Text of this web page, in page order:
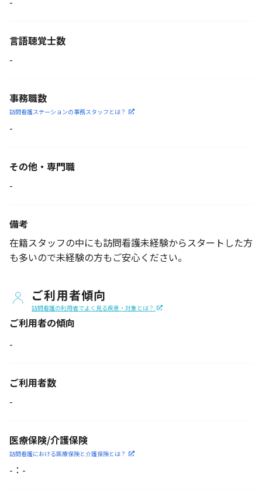
言語聴覚士数
-
事務職数
訪問看護ステーションの事務スタッフとは？
-
その他・専門職
-
備考
在籍スタッフの中にも訪問看護未経験からスタートした方
も多いので未経験の方もご安心ください。
ご利用者傾向
訪問看護の利用者でよく見る疾患・対象とは？
ご利用者の傾向
-
ご利用者数
-
医療保険/介護保険
訪問看護における医療保険と介護保険とは？
- ： -